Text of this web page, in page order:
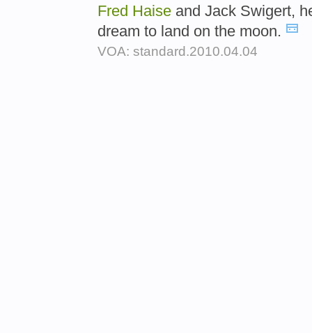
Fred Haise and Jack Swigert,
dream to land on the moon.
VOA: standard.2010.04.04